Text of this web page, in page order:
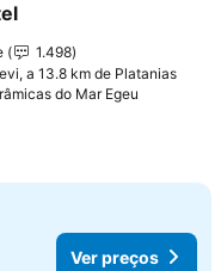
aos favoritos
1.498
a 13.8 km de Platanias
do Mar Egeu
Ver preços